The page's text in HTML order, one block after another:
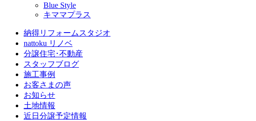
Blue Style
キママプラス
納得リフォームスタジオ
nattoku リノベ
分譲住宅･不動産
スタッフブログ
施工事例
お客さまの声
お知らせ
土地情報
近日分譲予定情報